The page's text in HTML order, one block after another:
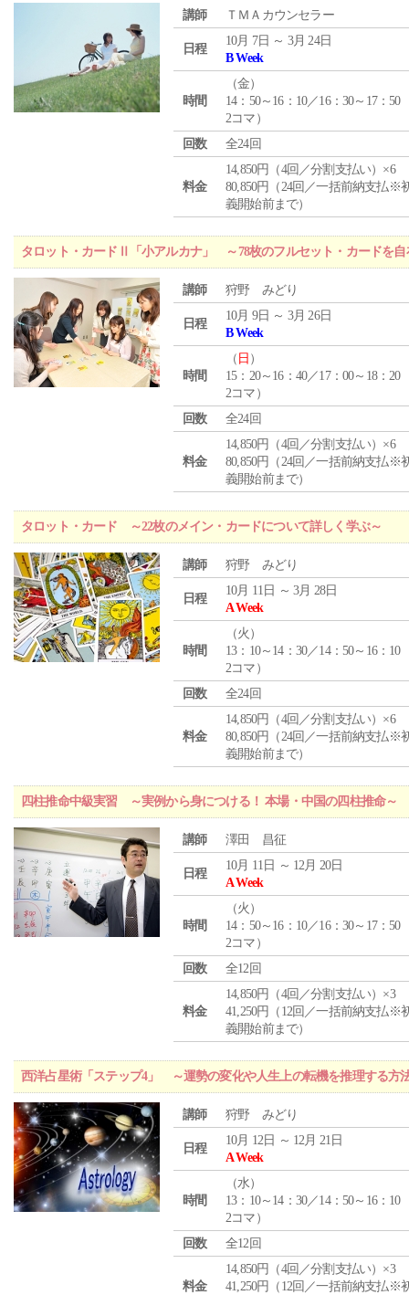
講師 ＴＭＡカウンセラー
日程
10月 7日 ～ 3月 24日
B Week
時間
（金）
14：50～16：10／16：30～17：50
2コマ）
回数
全24回
料金
14,850円（4回／分割支払い）×6
80,850円（24回／一括前納支払※
義開始前まで）
タロット・カードⅡ「小アルカナ」 ～78枚のフルセット・カードを自
講師 狩野 みどり
日程
10月 9日 ～ 3月 26日
B Week
時間
（ 日 ）
15：20～16：40／17：00～18：20
2コマ）
回数
全24回
料金
14,850円（4回／分割支払い）×6
80,850円（24回／一括前納支払※
義開始前まで）
タロット・カード ～22枚のメイン・カードについて詳しく学ぶ～
講師 狩野 みどり
日程
10月 11日 ～ 3月 28日
A Week
時間
（火 ）
13：10～14：30／14：50～16：10
2コマ）
回数
全24回
料金
14,850円（4回／分割支払い）×6
80,850円（24回／一括前納支払※
義開始前まで）
四柱推命中級実習 ～実例から身につける！ 本場・中国の四柱推命～
講師 澤田 昌征
日程
10月 11日 ～ 12月 20日
A Week
時間
（火 ）
14：50～16：10／16：30～17：50
2コマ）
回数
全12回
料金
14,850円（4回／分割支払い）×3
41,250円（12回／一括前納支払※
義開始前まで）
西洋占星術「ステップ4」 ～運勢の変化や人生上の転機を推理する方
講師 狩野 みどり
日程
10月 12日 ～ 12月 21日
A Week
時間
（水）
13：10～14：30／14：50～16：10
2コマ）
回数
全12回
料金
14,850円（4回／分割支払い）×3
41,250円（12回／一括前納支払※